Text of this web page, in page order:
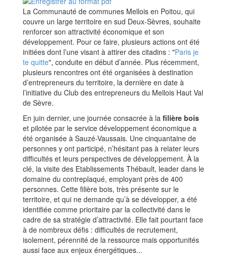
La Communauté de communes Mellois en Poitou, qui
couvre un large territoire en sud Deux-Sèvres, souhaite
renforcer son attractivité économique et son
développement. Pour ce faire, plusieurs actions ont été
initiées dont l’une visant à attirer des citadins : "Paris je
te quitte", conduite en début d’année. Plus récemment,
plusieurs rencontres ont été organisées à destination
d’entrepreneurs du territoire, la dernière en date à
l’initiative du Club des entrepreneurs du Mellois Haut Val
de Sèvre.
En juin dernier, une journée consacrée à la filière bois
et pilotée par le service développement économique a
été organisée à Sauzé-Vaussais. Une cinquantaine de
personnes y ont participé, n’hésitant pas à relater leurs
difficultés et leurs perspectives de développement. À la
clé, la visite des Etablissements Thébault, leader dans le
domaine du contreplaqué, employant près de 400
personnes. Cette filière bois, très présente sur le
territoire, et qui ne demande qu’à se développer, a été
identifiée comme prioritaire par la collectivité dans le
cadre de sa stratégie d’attractivité. Elle fait pourtant face
à de nombreux défis : difficultés de recrutement,
isolement, pérennité de la ressource mais opportunités
aussi face aux enjeux énergétiques...